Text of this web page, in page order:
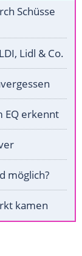
Schüsse
Lidl & Co.
EQ erkennt
möglich?
kamen